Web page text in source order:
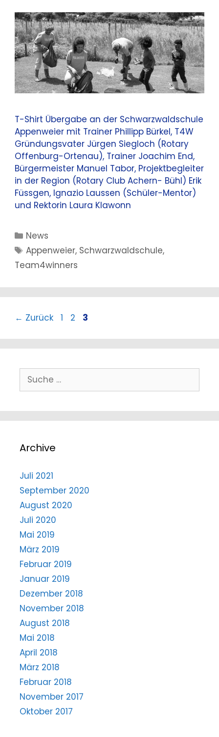
T-Shirt Übergabe an der Schwarzwaldschule
Appenweier mit Trainer Phillipp Bürkel, T4W
Gründungsvater Jürgen Siegloch (Rotary
Offenburg-Ortenau), Trainer Joachim End,
Bürgermeister Manuel Tabor, Projektbegleiter
in der Region (Rotary Club Achern- Bühl) Erik
Füssgen, Ignazio Laussen (Schüler-Mentor)
und Rektorin Laura Klawonn
Kategorien
News
Schlagwörter
Appenweier, Schwarzwaldschule,
Team4winners
← Zurück Seite
1 Seite
2 Seite
3
Suche
nach:
Archive
Juli 2021
September 2020
August 2020
Juli 2020
Mai 2019
März 2019
Februar 2019
Januar 2019
Dezember 2018
November 2018
August 2018
Mai 2018
April 2018
März 2018
Februar 2018
November 2017
Oktober 2017